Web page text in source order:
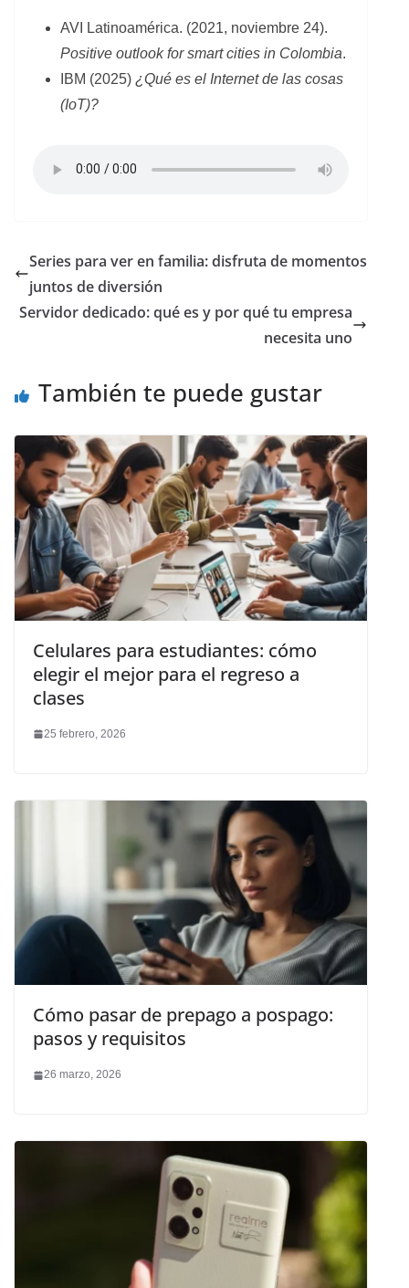
AVI Latinoamérica. (2021, noviembre 24).
Positive outlook for smart cities in Colombia.
IBM (2025) ¿Qué es el Internet de las cosas
(IoT)?
Series para ver en familia: disfruta de momentos
juntos de diversión
Servidor dedicado: qué es y por qué tu empresa
necesita uno
También te puede gustar
Celulares para estudiantes: cómo
elegir el mejor para el regreso a
clases
25 febrero, 2026
Cómo pasar de prepago a pospago:
pasos y requisitos
26 marzo, 2026